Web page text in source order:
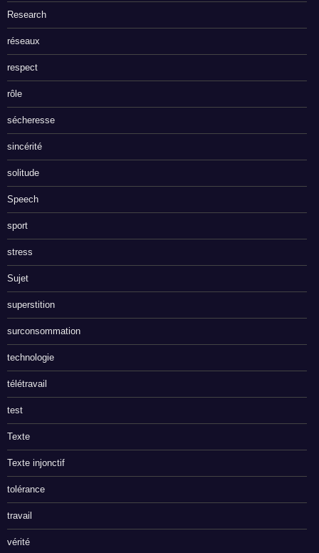
Research
réseaux
respect
rôle
sécheresse
sincérité
solitude
Speech
sport
stress
Sujet
superstition
surconsommation
technologie
télétravail
test
Texte
Texte injonctif
tolérance
travail
vérité